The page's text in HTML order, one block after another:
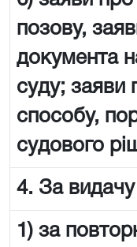
позову,
документа
суду; заяви
способу,
судового
4. За
1) за